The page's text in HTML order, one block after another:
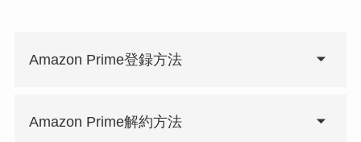
Amazon Prime登録方法
Amazon Prime解約方法